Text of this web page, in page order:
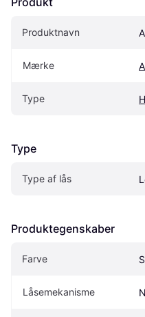
Produktnavn
Mærke
Type
Type
Type af lås
Produktegenskaber
Farve
Låsemekanisme